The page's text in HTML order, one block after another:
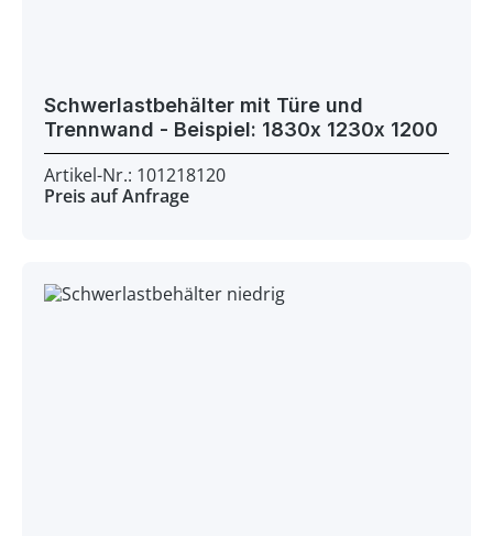
Schwerlastbehälter mit Türe und
Trennwand - Beispiel: 1830x 1230x 1200
Artikel-Nr.: 101218120
Preis auf Anfrage